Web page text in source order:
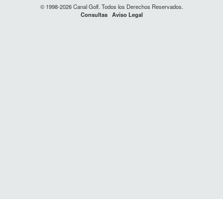
© 1998-2026 Canal Golf. Todos los Derechos Reservados.
Consultas Aviso Legal